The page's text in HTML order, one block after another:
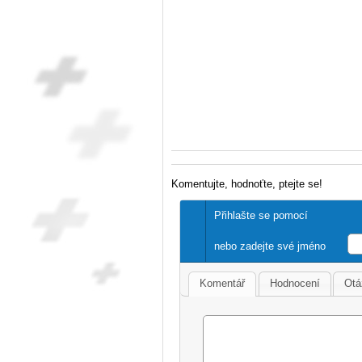
Komentujte, hodnoťte, ptejte se!
Přihlašte se pomocí
nebo zadejte své jméno
Komentář Hodnocení